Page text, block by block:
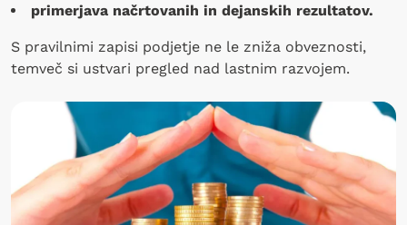
primerjava načrtovanih in dejanskih rezultatov.
S pravilnimi zapisi podjetje ne le zniža obveznosti,
temveč si ustvari pregled nad lastnim razvojem.